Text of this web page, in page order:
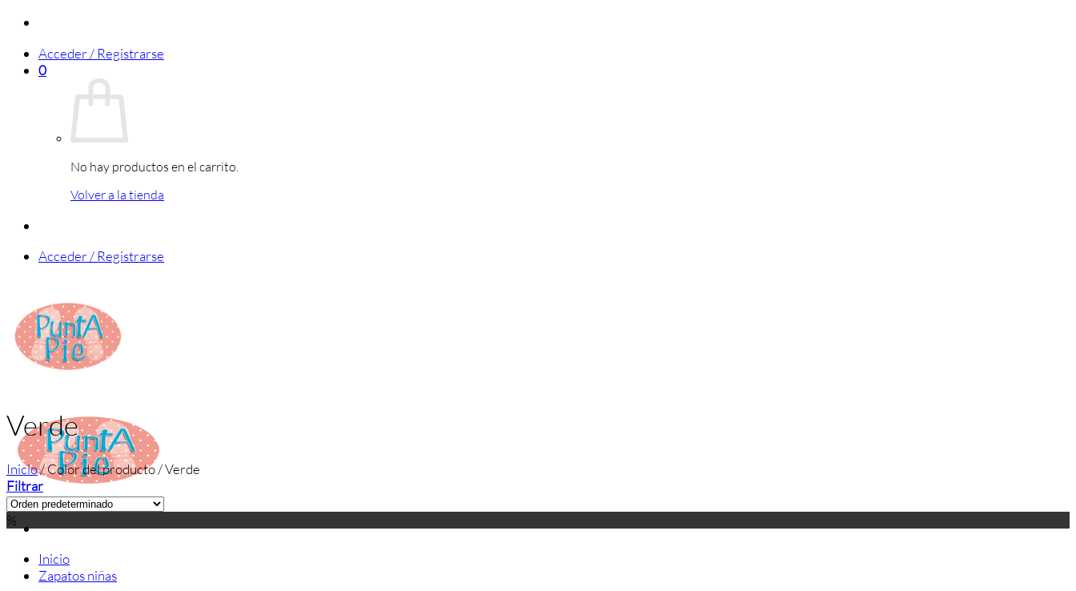
Saltar
contenidoAcceder / Registrarse
0
No hay productos en el carrito.
Volver a la tienda
Acceder / Registrarse
Inicio
Zapatos niñas
Verde
Inicio/Color del producto/Verde
Filtrar
%